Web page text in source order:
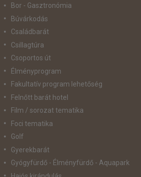
Bor - Gasztronómia
Búvárkodás
Családbarát
Csillagtúra
Csoportos út
Élményprogram
Fakultatív program lehetőség
Felnőtt barát hotel
Film / sorozat tematika
Foci tematika
Golf
Gyerekbarát
Gyógyfürdő - Élményfürdő - Aquapark